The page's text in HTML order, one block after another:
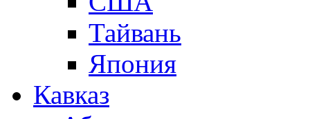
Тайвань
Япония
Кавказ